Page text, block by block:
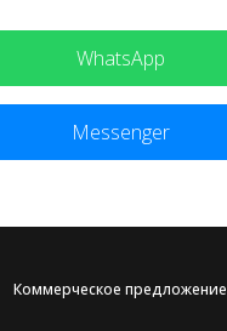
WhatsApp
Messenger
Коммерческое предложение